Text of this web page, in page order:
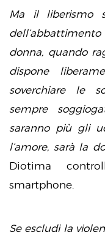
Ma il liberismo
donna, quando
dispone
soverchiare le
sempre
saranno più gli
l’amore, sarà la
Diotima
smartphone.
Se escludi la